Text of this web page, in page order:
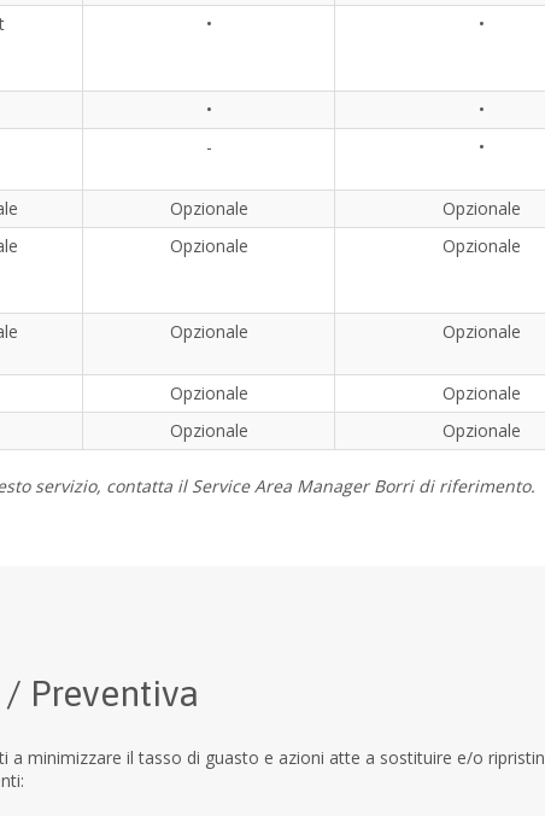
• •
•
•
- •
Opzionale
Opzionale
Opzionale Opzionale
Opzionale Opzionale
Opzionale
Opzionale
Opzionale Opzionale
servizio, contatta il Service Area Manager Borri di riferimento.
Preventiva
minimizzare il tasso di guasto e azioni atte a sostituire e/o